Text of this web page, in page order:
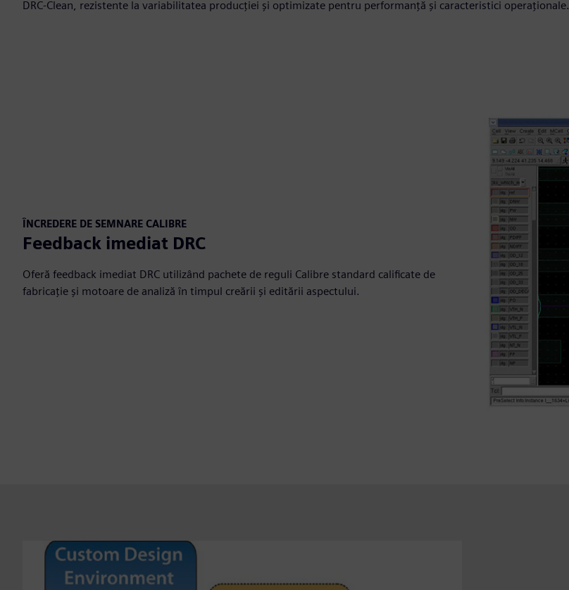
DRC-Clean, rezistente la variabilitatea producției și optimizate pentru performanță și caracteristici operaționale.
ÎNCREDERE DE SEMNARE CALIBRE
Feedback imediat DRC
Oferă feedback imediat DRC utilizând pachete de reguli Calibre standard calificate de
fabricație și motoare de analiză în timpul creării și editării aspectului.